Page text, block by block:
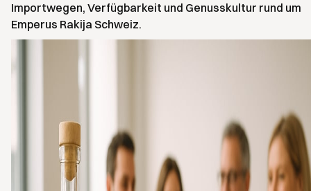
Importwegen, Verfügbarkeit und Genusskultur rund um
Emperus Rakija Schweiz.